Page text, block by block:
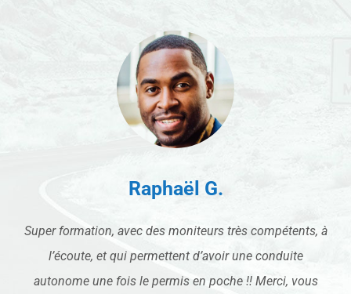
Raphaël G.
Super formation, avec des moniteurs très compétents, à
l’écoute, et qui permettent d’avoir une conduite
autonome une fois le permis en poche !! Merci, vous